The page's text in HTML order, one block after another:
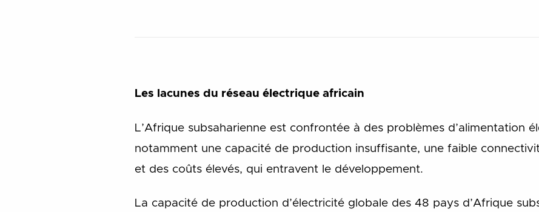
Les lacunes du réseau électrique africain
L’Afrique subsaharienne est confrontée à des problèmes d’alimentation
notamment une capacité de production insuffisante, une faible
et des coûts élevés, qui entravent le développement.
La capacité de production d’électricité globale des 48 pays d’Afrique